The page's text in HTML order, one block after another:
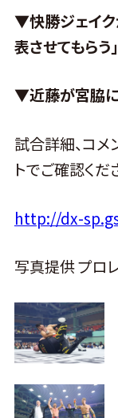
▼快勝ジェイク
表させてもらう」
▼近藤が宮脇に
試合詳細、コメ
トでご確認くだ
http://dx-
写真提供 プロ